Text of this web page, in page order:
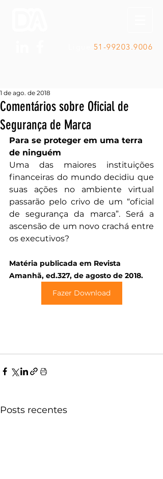
51-99203.9006
Comentários sobre Oficial de
Segurança de Marca
1 de ago. de 2018
Para se proteger em uma terra
de ninguém
Uma das maiores instituições
financeiras do mundo decidiu que
suas ações no ambiente virtual
passarão pelo crivo de um “oficial
de segurança da marca”. Será a
ascensão de um novo crachá entre
os executivos?
Matéria publicada em Revista
Amanhã, ed.327, de agosto de 2018.
Fazer Download
Posts recentes